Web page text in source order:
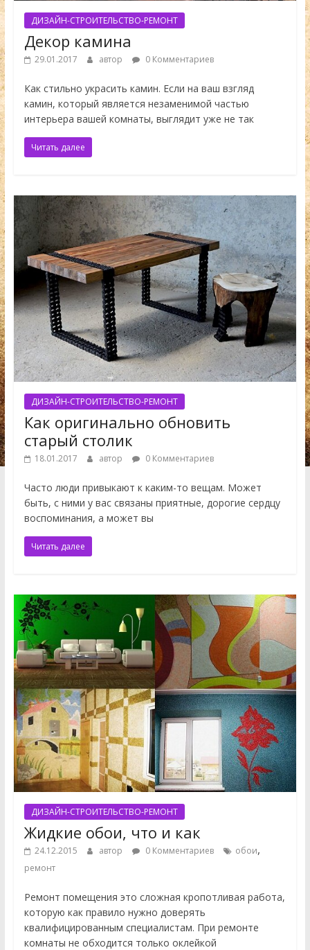
ДИЗАЙН-СТРОИТЕЛЬСТВО-РЕМОНТ
Декор камина
29.01.2017 автор 0 Комментариев
Как стильно украсить камин. Если на ваш взгляд
камин, который является незаменимой частью
интерьера вашей комнаты, выглядит уже не так
Читать далее
ДИЗАЙН-СТРОИТЕЛЬСТВО-РЕМОНТ
Как оригинально обновить
старый столик
18.01.2017 автор 0 Комментариев
Часто люди привыкают к каким-то вещам. Может
быть, с ними у вас связаны приятные, дорогие сердцу
воспоминания, а может вы
Читать далее
ДИЗАЙН-СТРОИТЕЛЬСТВО-РЕМОНТ
Жидкие обои, что и как
24.12.2015 автор 0 Комментариев обои,
ремонт
Ремонт помещения это сложная кропотливая работа,
которую как правило нужно доверять
квалифицированным специалистам. При ремонте
комнаты не обходится только оклейкой